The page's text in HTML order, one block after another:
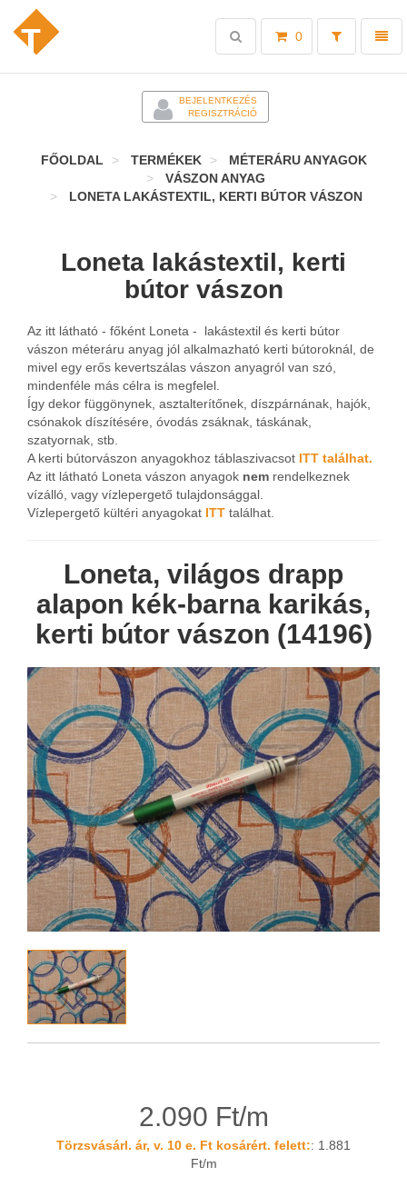
Toggle
0
Toggle
search
BEJELENTKEZÉS
REGISZTRÁCIÓ
FŐOLDAL TERMÉKEK
MÉTERÁRU ANYAGOK
VÁSZON ANYAG
LONETA LAKÁSTEXTIL, KERTI BÚTOR VÁSZON
Loneta lakástextil, kerti
bútor vászon
Az itt látható - főként Loneta - lakástextil és kerti bútor
vászon méteráru anyag jól alkalmazható kerti bútoroknál, de
mivel egy erős kevertszálas vászon anyagról van szó,
mindenféle más célra is megfelel.
Így dekor függönynek, asztalterítőnek, díszpárnának, hajók,
csónakok díszítésére, óvodás zsáknak, táskának,
szatyornak, stb.
A kerti bútorvászon anyagokhoz táblaszivacsot ITT találhat.
Az itt látható Loneta vászon anyagok nem rendelkeznek
vízálló, vagy vízlepergető tulajdonsággal.
Vízlepergető kültéri anyagokat ITT találhat.
Loneta, világos drapp
alapon kék-barna karikás,
kerti bútor vászon (14196)
2.090 Ft/m
Törzsvásárl. ár, v. 10 e. Ft kosárért. felett:: 1.881
Ft/m